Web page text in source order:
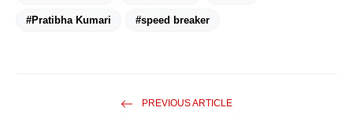
#Pratibha Kumari #speed breaker
PREVIOUS ARTICLE